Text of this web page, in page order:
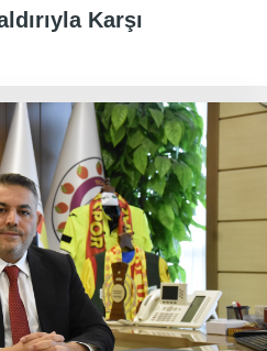
Karşı